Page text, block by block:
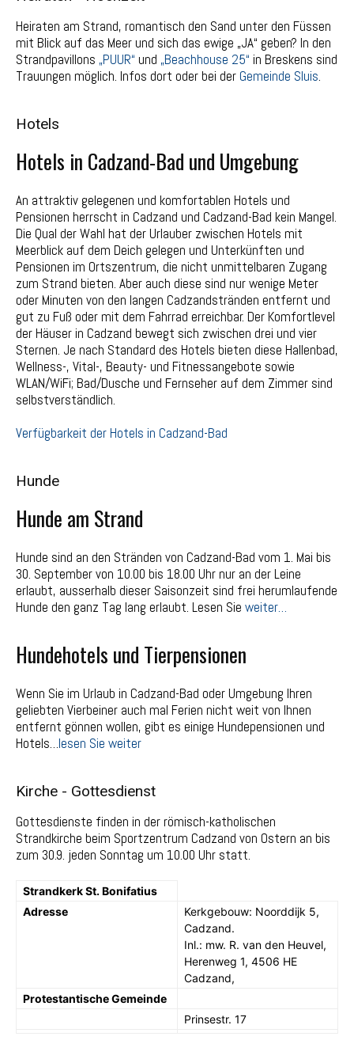
Heiraten am Strand, romantisch den Sand unter den Füssen
mit Blick auf das Meer und sich das ewige „JA“ geben? In den
Strandpavillons „PUUR“ und „Beachhouse 25“ in Breskens sind
Trauungen möglich. Infos dort oder bei derGemeinde Sluis.
Hotels
Hotels in Cadzand-Bad und Umgebung
An attraktiv gelegenen und komfortablen Hotels und
Pensionen herrscht in Cadzand und Cadzand-Bad kein Mangel.
Die Qual der Wahl hat der Urlauber zwischen Hotels mit
Meerblick auf dem Deich gelegen und Unterkünften und
Pensionen im Ortszentrum, die nicht unmittelbaren Zugang
zum Strand bieten. Aber auch diese sind nur wenige Meter
oder Minuten von den langen Cadzandstränden entfernt und
gut zu Fuß oder mit dem Fahrrad erreichbar. Der Komfortlevel
der Häuser in Cadzand bewegt sich zwischen drei und vier
Sternen. Je nach Standard des Hotels bieten diese Hallenbad,
Wellness-, Vital-, Beauty- und Fitnessangebote sowie
WLAN/WiFi; Bad/Dusche und Fernseher auf dem Zimmer sind
selbstverständlich.
Verfügbarkeit der Hotels in Cadzand-Bad
Hunde
Hunde am Strand
Hunde sind an den Stränden von Cadzand-Bad vom 1. Mai bis
30. September von 10.00 bis 18.00 Uhr nur an der Leine
erlaubt, ausserhalb dieser Saisonzeit sind frei herumlaufende
Hunde den ganz Tag lang erlaubt. Lesen Sie weiter…
Hundehotels und Tierpensionen
Wenn Sie im Urlaub in Cadzand-Bad oder Umgebung Ihren
geliebten Vierbeiner auch mal Ferien nicht weit von Ihnen
entfernt gönnen wollen, gibt es einige Hundepensionen und
Hotels…lesen Sie weiter
Kirche - Gottesdienst
Gottesdienste finden in der römisch-katholischen
Strandkirche beim Sportzentrum Cadzand von Ostern an bis
zum 30.9. jeden Sonntag um 10.00 Uhr statt.
Strandkerk St. Bonifatius
Adresse
Kerkgebouw: Noorddijk 5,
Cadzand.
Inl.: mw. R. van den Heuvel,
Herenweg 1, 4506 HE
Cadzand,
Protestantische Gemeinde
Prinsestr. 17